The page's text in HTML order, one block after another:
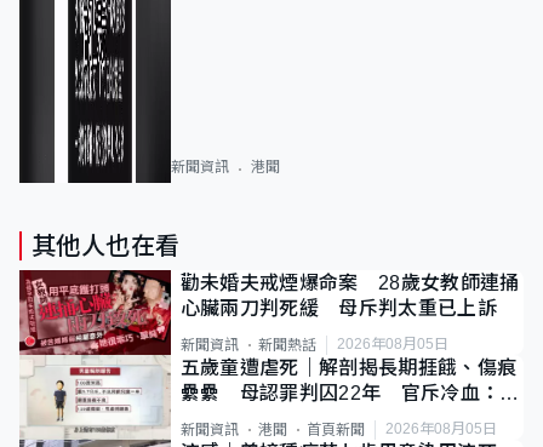
新聞資訊 港聞
其他人也在看
勸未婚夫戒煙爆命案 28歲女教師連捅
心臟兩刀判死緩 母斥判太重已上訴
新聞資訊 新聞熱話 2026年08月05日
五歲童遭虐死｜解剖揭長期捱餓、傷痕
纍纍 母認罪判囚22年 官斥冷血：同
類案最惡劣
新聞資訊 港聞 首頁新聞 2026年08月05日